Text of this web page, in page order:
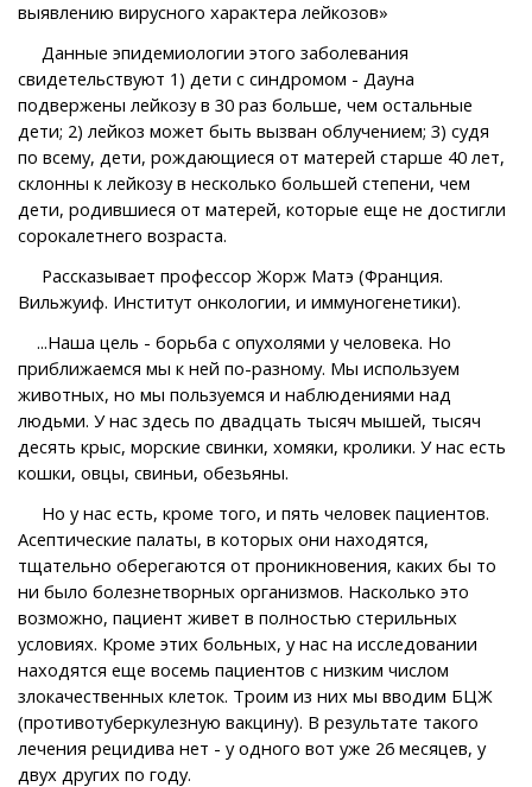
выявлению вирусного характера лейкозов»
Данные эпидемиологии этого заболевания
свидетельствуют 1) дети с синдромом - Дауна
подвержены лейкозу в 30 раз больше, чем остальные
дети; 2) лейкоз может быть вызван облучением; 3) судя
по всему, дети, рождающиеся от матерей старше 40 лет,
склонны к лейкозу в несколько большей степени, чем
дети, родившиеся от матерей, которые еще не достигли
сорокалетнего возраста.
Рассказывает профессор Жорж Матэ (Франция.
Вильжуиф. Институт онкологии, и иммуногенетики).
...Наша цель - борьба с опухолями у человека. Но
приближаемся мы к ней по-разному. Мы используем
животных, но мы пользуемся и наблюдениями над
людьми. У нас здесь по двадцать тысяч мышей, тысяч
десять крыс, морские свинки, хомяки, кролики. У нас есть
кошки, овцы, свиньи, обезьяны.
Но у нас есть, кроме того, и пять человек пациентов.
Асептические палаты, в которых они находятся,
тщательно оберегаются от проникновения, каких бы то
ни было болезнетворных организмов. Насколько это
возможно, пациент живет в полностью стерильных
условиях. Кроме этих больных, у нас на исследовании
находятся еще восемь пациентов с низким числом
злокачественных клеток. Троим из них мы вводим БЦЖ
(противотуберкулезную вакцину). В результате такого
лечения рецидива нет - у одного вот уже 26 месяцев, у
двух других по году.